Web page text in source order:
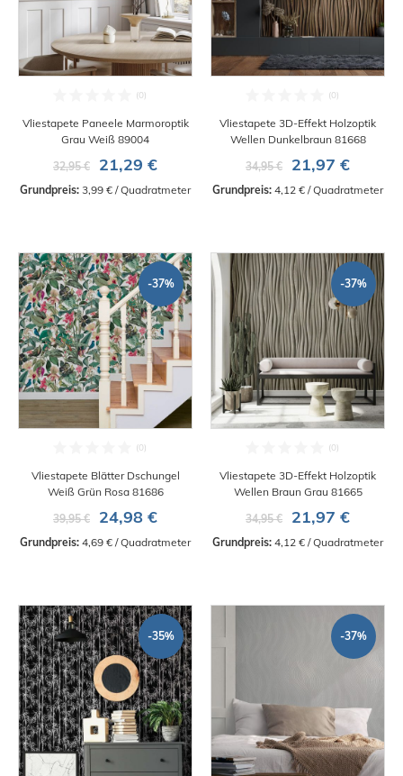
Vliestapete Paneele Marmoroptik
Grau Weiß 89004
32,95 €
21,29 €
Grundpreis: 3,99 € / Quadratmeter
Vliestapete 3D-Effekt Holzoptik
Wellen Dunkelbraun 81668
34,95 €
21,97 €
Grundpreis: 4,12 € / Quadratmeter
-37%
Vliestapete Blätter Dschungel
Weiß Grün Rosa 81686
39,95 €
24,98 €
Grundpreis: 4,69 € / Quadratmeter
-37%
Vliestapete 3D-Effekt Holzoptik
Wellen Braun Grau 81665
34,95 €
21,97 €
Grundpreis: 4,12 € / Quadratmeter
-35% -37%